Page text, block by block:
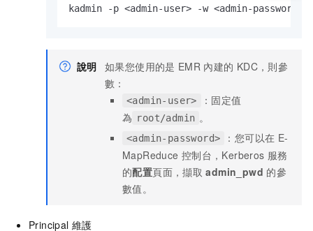
kadmin -p <admin-user> -w <admin-password>
說明 如果您使用的是 EMR 內建的 KDC，則參
數：
<admin-user>
：固定值
為 root/admin 。
<admin-password> ：您可以在 E-
MapReduce 控制台，Kerberos 服務
的配置頁面，擷取 admin_pwd 的參
數值。
Principal 維護